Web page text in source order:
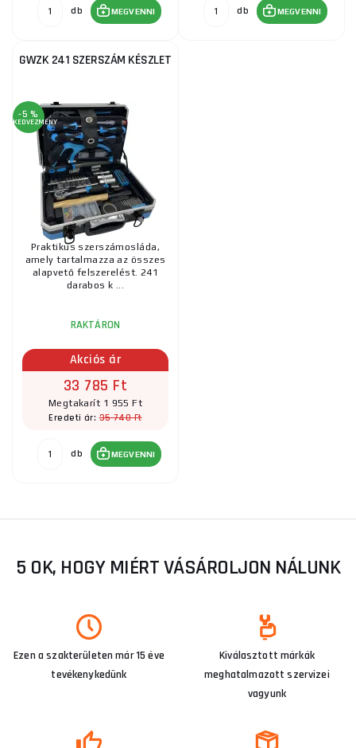
db MEGVENNI db MEGVENNI
GWZK 241 SZERSZÁM KÉSZLET
-5 %
KEDVEZMÉNY
Praktikus szerszámosláda,
amely tartalmazza az összes
alapvető felszerelést. 241
darabos k ...
RAKTÁRON
Akciós ár
33 785 Ft
Megtakarít 1 955 Ft
Eredeti ár:35 740 Ft
db MEGVENNI
5 OK, HOGY MIÉRT VÁSÁROLJON NÁLUNK
Ezen a szakterületen már 15 éve
tevékenykedünk
Kiválasztott márkák
meghatalmazott szervizei
vagyunk